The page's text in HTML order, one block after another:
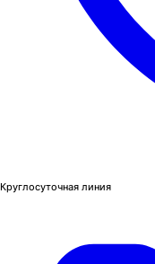
Круглосуточная линия